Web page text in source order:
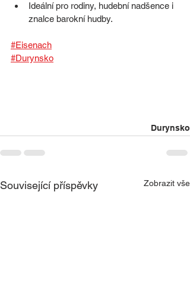
Ideální pro rodiny, hudební nadšence i
znalce barokní hudby.
#Eisenach
#Durynsko
Durynsko
Související příspěvky Zobrazit vše